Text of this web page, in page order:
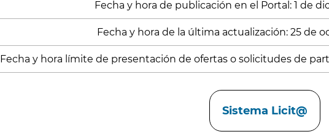
Fecha y hora de publicación en el Portal: 1 de
Fecha y hora de la última actualización: 25 de
Fecha y hora límite de presentación de ofertas o solicitudes de
Sistema Licit@